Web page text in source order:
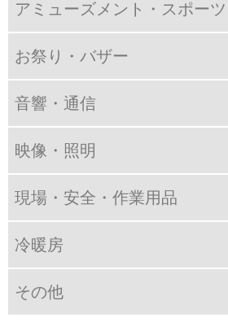
アミューズメント・スポーツ
お祭り・バザー
音響・通信
映像・照明
現場・安全・作業用品
冷暖房
その他